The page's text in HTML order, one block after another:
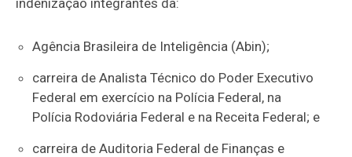
indenização integrantes da:
Agência Brasileira de Inteligência (Abin);
carreira de Analista Técnico do Poder Executivo
Federal em exercício na Polícia Federal, na
Polícia Rodoviária Federal e na Receita Federal; e
carreira de Auditoria Federal de Finanças e